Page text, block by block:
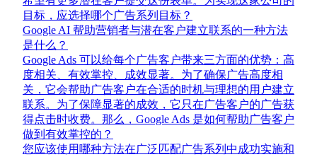
目标，应选择哪个广告系列目标？
Google AI 帮助营销者与潜在客户建立联系的一种方法
是什么？
Google Ads 可以给每个广告客户带来三方面的优势：高
度相关、有效掌控、成效显著。为了确保广告高度相
关，它会帮助广告客户在合适的时机与理想的用户建立
联系。为了保障显著的成效，它只在广告客户的广告获
得点击时收费。那么，Google Ads 是如何帮助广告客户
做到有效掌控的？
您应该使用哪种方法在广泛匹配广告系列中成功实施和